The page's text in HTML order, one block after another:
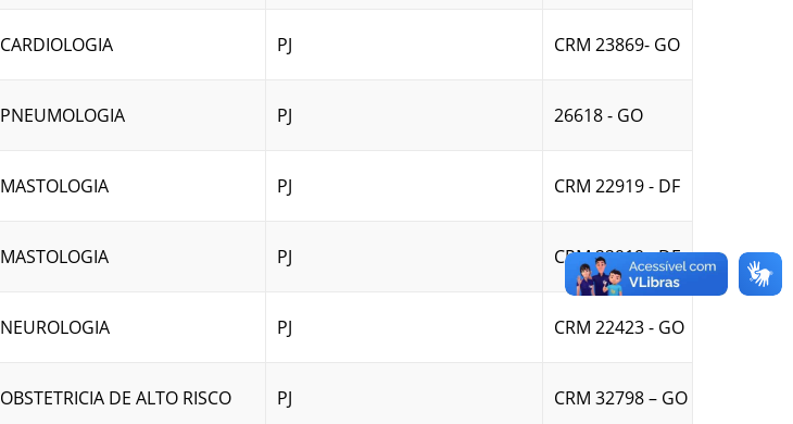
CARDIOLOGIA PJ CRM 23869- GO
PNEUMOLOGIA PJ 26618 - GO
MASTOLOGIA PJ CRM 22919 - DF
MASTOLOGIA PJ CRM 22919 - DF
NEUROLOGIA PJ CRM 22423 - GO
OBSTETRICIA DE ALTO RISCO PJ CRM 32798 – GO